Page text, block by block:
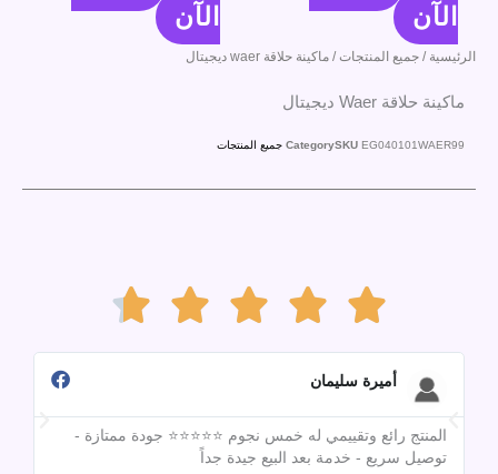
الآن
الآن
الرئيسية / جميع المنتجات/ ماكينة حلاقة waer ديجيتال
ماكينة حلاقة Waer ديجيتال
SKU EG040101WAER99
Category جميع المنتجات





4.7
out
أميرة سليمان
المنتج رائع وتقييمي له خمس نجوم ⭐⭐⭐⭐⭐ جودة ممتازة -
توصيل سريع - خدمة بعد البيع جيدة جداً